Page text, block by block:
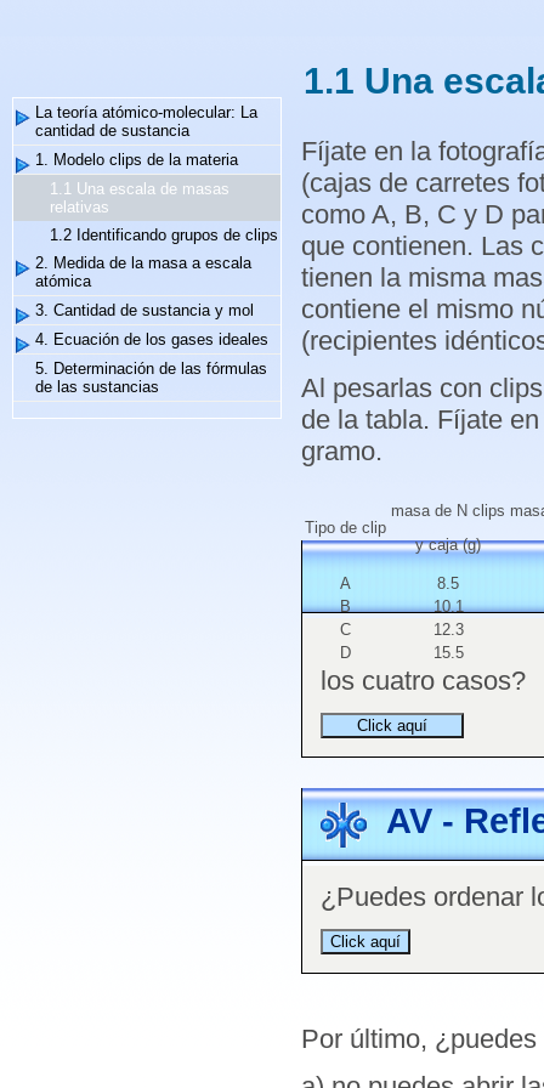
La teoría atómico-molecular: La
cantidad de sustancia
1. Modelo clips de la materia
1.1 Una escala de masas
relativas
1.2 Identificando grupos de clips
2. Medida de la masa a escala
atómica
3. Cantidad de sustancia y mol
4. Ecuación de los gases ideales
5. Determinación de las fórmulas
de las sustancias
1.1 Una
Fíjate en la
(cajas de carretes
como A, B, C y D
que contienen. Las
tienen la misma
contiene el mismo
(recipientes
Al pesarlas con
de la tabla. Fíjate
gramo.
Tipo de clip
masa de N clips
y caja (g)
A
8.5
B
10.1
C
12.3
D
15.5
los cuatro casos?
AV -
¿Puedes ordenar
Por último, ¿puedes